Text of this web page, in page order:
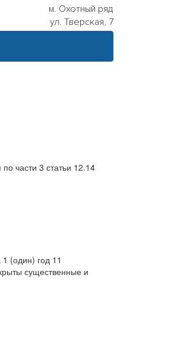
м. Охотный ряд
ул. Тверская, 7
части 3 статьи 12.14
(один) год 11
существенные и